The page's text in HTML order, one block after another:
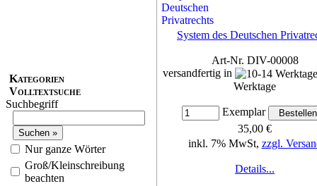
Kategorien
Volltextsuche
Suchbegriff
Nur ganze Wörter
Groß/Kleinschreibung
beachten
System des Deutschen
Art-Nr. DIV-00008
versandfertig in
Werktage
Exemplar
35,00 €
inkl. 7% MwSt, zzgl.
Details...